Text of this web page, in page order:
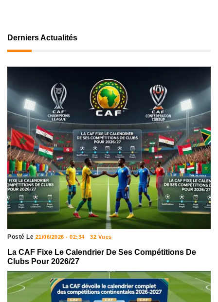
Derniers Actualités
Posté Le 21/06/2026 - 02:34 32 Vues
La CAF Fixe Le Calendrier De Ses Compétitions De
Clubs Pour 2026/27